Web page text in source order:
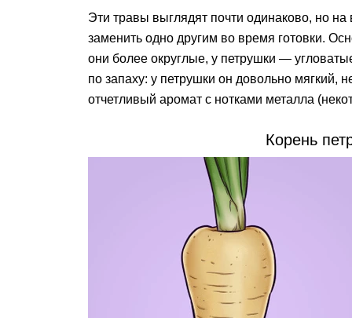
Эти травы выглядят почти одинаково, но
заменить одно другим во время готовки.
они более округлые, у петрушки —
по запаху: у петрушки он довольно мягкий,
отчетливый аромат с нотками металла
Корень